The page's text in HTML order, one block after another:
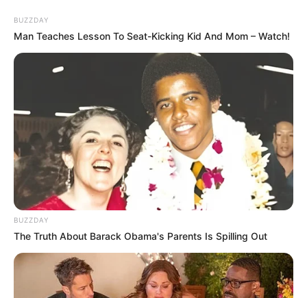
INSPIRASI
Keunikan Victoria Amazonica,
Teratai Raksasa Bisa Tahan
Beban 50 kg
Penulis:resti | 17 Maret 2024
naik teratai. Mungkin kamu pernah melihat serial dari Tiongkok
khususnya Kera Sakti.
Di dalam ceritanya ada tokoh Dewi Kwan Im yang sering naik
BUZZDAY
Man Teaches Lesson To Seat-Kicking Kid And Mom – Watch!
BUZZDAY
The Truth About Barack Obama's Parents Is Spilling Out